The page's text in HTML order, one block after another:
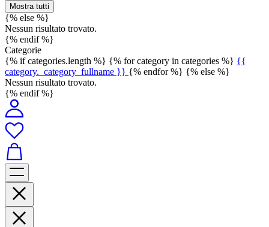
Mostra tutti
{% else %}
Nessun risultato trovato.
{% endif %}
Categorie
{% if categories.length %} {% for category in categories %} {{
category._category_fullname }} {% endfor %} {% else %}
Nessun risultato trovato.
{% endif %}